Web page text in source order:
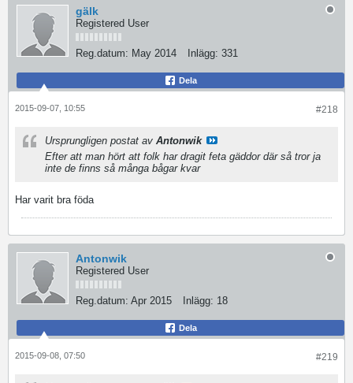
gälk
Registered User
Reg.datum: May 2014 Inlägg: 331
Dela
#218
2015-09-07, 10:55
Ursprungligen postat av Antonwik
Efter att man hört att folk har dragit feta gäddor där så tror ja
inte de finns så många bågar kvar
Har varit bra föda
Antonwik
Registered User
Reg.datum: Apr 2015 Inlägg: 18
Dela
#219
2015-09-08, 07:50